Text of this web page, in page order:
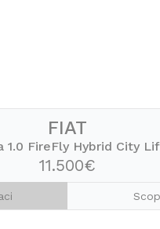
FIAT
1.0 FireFly Hybrid City
11.500€